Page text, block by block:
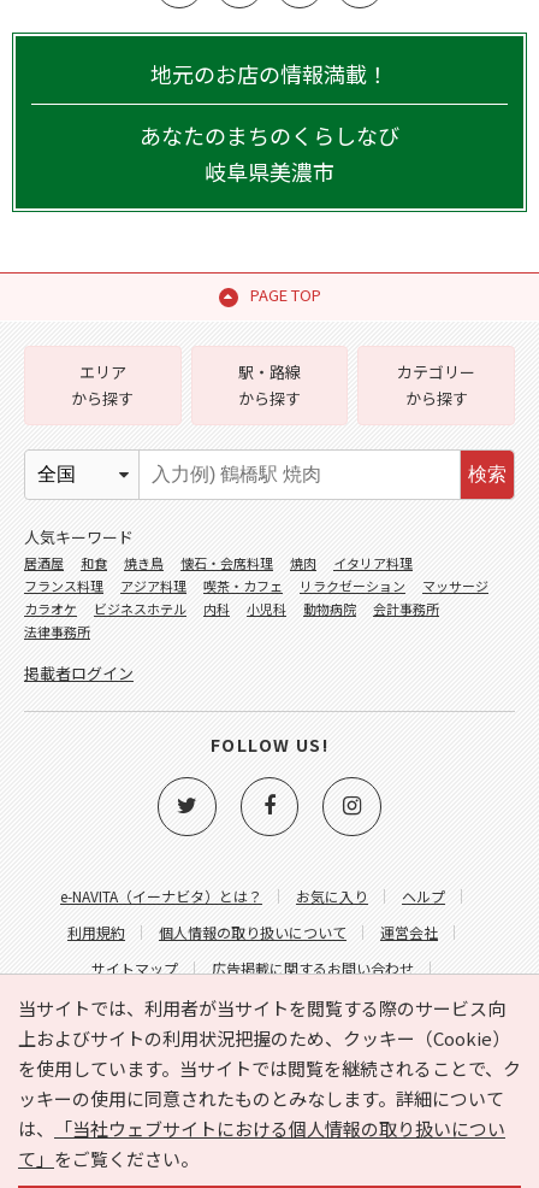
地元のお店の情報満載！
あなたのまちのくらしなび
岐阜県美濃市
PAGE TOP
当サイトでは、利用者が当サイトを閲覧する際のサービス向
上およびサイトの利用状況把握のため、クッキー（Cookie）
を使用しています。当サイトでは閲覧を継続されることで、ク
ッキーの使用に同意されたものとみなします。詳細について
は、
「当社ウェブサイトにおける個人情報の取り扱いについ
て」 をご覧ください。
e-NAVITA（イーナビタ）とは？ お気に入り
ヘルプ
利用規約
個人情報の取り扱いについて
運営会社
サイトマップ
広告掲載に関するお問い合わせ
サイトの内容に関するお問い合わせ
エリア
から探す
駅・路線
から探す
カテゴリー
から探す
検索
人気キーワード
居酒屋 和食 焼き鳥 懐石・会席料理 焼肉
イタリア料理
フランス料理
アジア料理 喫茶・カフェ リラクゼーション
マッサージ
カラオケ
ビジネスホテル 内科 小児科 動物病院
会計事務所
法律事務所
掲載者ログイン
FOLLOW US!
Copyright © HYOJITO.Co.,Ltd. All Rights Reserved.